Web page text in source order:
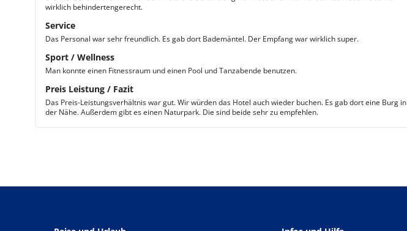
wirklich behindertengerecht.
Service
Das Personal war sehr freundlich. Es gab dort Bademäntel. Der Empfang war wirklich super.
Sport / Wellness
Man konnte einen Fitnessraum und einen Pool und Tanzabende benutzen.
Preis Leistung / Fazit
Das Preis-Leistungsverhältnis war gut. Wir würden das Hotel auch wieder buchen. Es gab dort eine Burg in
der Nähe. Außerdem gibt es einen Naturpark. Die sind beide sehr zu empfehlen.